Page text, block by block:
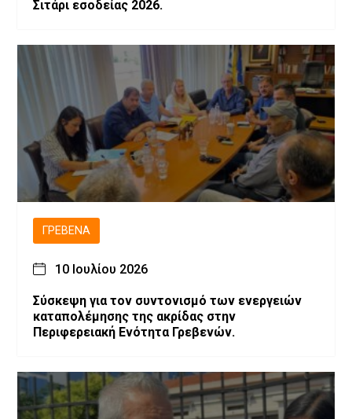
Σιτάρι εσοδείας 2026.
ΓΡΕΒΕΝΆ
10 Ιουλίου 2026
Σύσκεψη για τον συντονισμό των ενεργειών
καταπολέμησης της ακρίδας στην
Περιφερειακή Ενότητα Γρεβενών.